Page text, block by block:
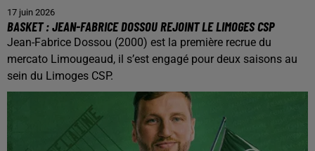
17 juin 2026
BASKET : JEAN-FABRICE DOSSOU REJOINT LE LIMOGES CSP
Jean-Fabrice Dossou (2000) est la première recrue du
mercato Limougeaud, il s’est engagé pour deux saisons au
sein du Limoges CSP.